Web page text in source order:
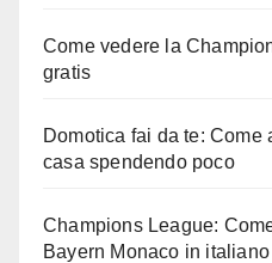
Come vedere la
gratis
Domotica fai da te: Come
casa spendendo poco
Champions League:
Bayern Monaco in